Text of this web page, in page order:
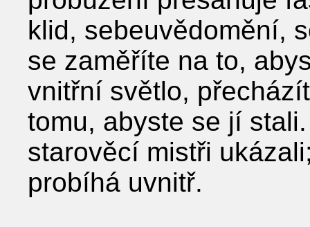
klid, sebeuvědomění,
se zaměříte na to,
vnitřní světlo,
tomu, abyste se jí
starověcí mistři
probíhá uvnitř.